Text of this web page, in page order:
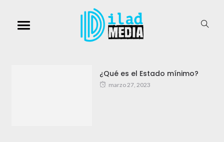
¿Qué es el Estado mínimo?
marzo 27, 2023